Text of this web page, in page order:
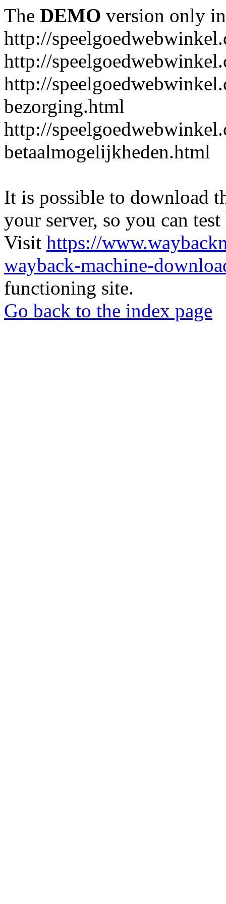
The DEMO version only
http://
http://
http://
bezorging.html
http://
betaalmogelijkheden.html
It is possible to download
your server, so you can
Visit https://
wayback-machine-
functioning site.
Go back to the index page